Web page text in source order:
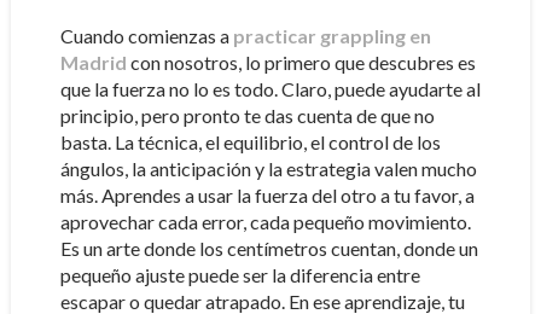
Cuando comienzas a practicar grappling en
Madrid con nosotros, lo primero que descubres es
que la fuerza no lo es todo. Claro, puede ayudarte al
principio, pero pronto te das cuenta de que no
basta. La técnica, el equilibrio, el control de los
ángulos, la anticipación y la estrategia valen mucho
más. Aprendes a usar la fuerza del otro a tu favor, a
aprovechar cada error, cada pequeño movimiento.
Es un arte donde los centímetros cuentan, donde un
pequeño ajuste puede ser la diferencia entre
escapar o quedar atrapado. En ese aprendizaje, tu